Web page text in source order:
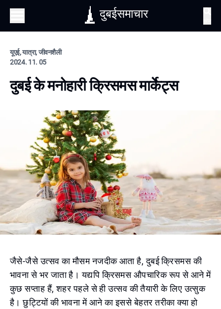
दुबईसमाचार
यूएई, यात्रा, जीवनशैली
2024. 11. 05
दुबई के मनोहारी क्रिसमस मार्केट्स
जैसे-जैसे उत्सव का मौसम नजदीक आता है, दुबई क्रिसमस की
भावना से भर जाता है। यद्यपि क्रिसमस औपचारिक रूप से आने में
कुछ सप्ताह हैं, शहर पहले से ही उत्सव की तैयारी के लिए उत्सुक
है। छुट्टियों की भावना में आने का इससे बेहतर तरीका क्या हो